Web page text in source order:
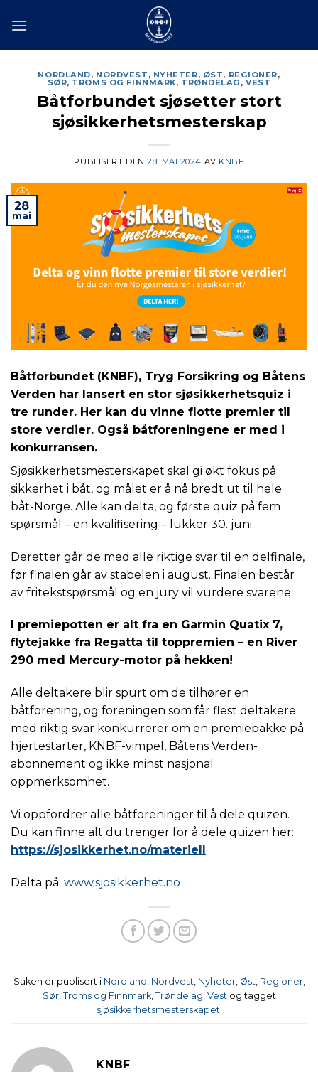
NORDLAND, NORDVEST , NYHETER, ØST, REGIONER,
SØR, TROMS OG FINNMARK, TRØNDELAG ,VEST
Båtforbundet sjøsetter stort
sjøsikkerhetsmesterskap
PUBLISERT DEN28. MAI 2024 AV KNBF
28
mai
Båtforbundet (KNBF), Tryg Forsikring og Båtens
Verden har lansert en stor sjøsikkerhetsquiz i
tre runder. Her kan du vinne flotte premier til
store verdier. Også båtforeningene er med i
konkurransen.
Sjøsikkerhetsmesterskapet skal gi økt fokus på
sikkerhet i båt, og målet er å nå bredt ut til hele
båt-Norge. Alle kan delta, og første quiz på fem
spørsmål – en kvalifisering – lukker 30. juni.
Deretter går de med alle riktige svar til en delfinale,
før finalen går av stabelen i august. Finalen består
av fritekstspørsmål og en jury vil vurdere svarene.
I premiepotten er alt fra en Garmin Quatix 7,
flytejakke fra Regatta til toppremien – en River
290 med Mercury-motor på hekken!
Alle deltakere blir spurt om de tilhører en
båtforening, og foreningen som får flest deltakere
med riktig svar konkurrerer om en premiepakke på
hjertestarter, KNBF-vimpel, Båtens Verden-
abonnement og ikke minst nasjonal
oppmerksomhet.
Vi oppfordrer alle båtforeninger til å dele quizen.
Du kan finne alt du trenger for å dele quizen her:
https://sjosikkerhet.no/materiell
Delta på: www.sjosikkerhet.no
Saken er publisert i Nordland , Nordvest, Nyheter, Øst, Regioner,
Sør, Troms og Finnmark, Trøndelag, Vestog tagget
sjøsikkerhetsmesterskapet.
KNBF